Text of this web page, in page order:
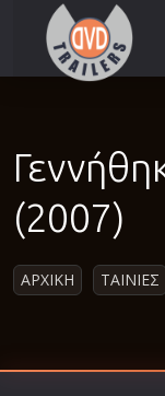
(2007)
ΑΡΧΙΚΗ ΤΑΙΝΙΕΣ